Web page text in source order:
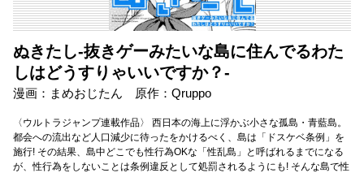
ぬきたし-抜きゲーみたいな島に住んでるわた
しはどうすりゃいいですか？-
漫画：まめおじたん 原作：Qruppo
〈ウルトラジャンプ連載作品〉 西日本の海上に浮かぶ小さな孤島・青藍島。
都会への流出など人口減少に待ったをかけるべく、島は「ドスケベ条例」を
施行! その結果、島中どこでも性行為OKな「性乱島」と呼ばれるまでになる
が、性行為をしないことは条例違反として処罰されるようにも! そんな島で性